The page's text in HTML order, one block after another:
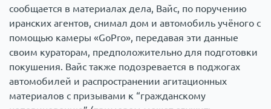
сообщается в материалах дела, Вайс, по поручению
иранских агентов, снимал дом и автомобиль учёного с
помощью камеры «GoPro», передавая эти данные
своим кураторам, предположительно для подготовки
покушения. Вайс также подозревается в поджогах
автомобилей и распространении агитационных
материалов с призывами к “гражданскому